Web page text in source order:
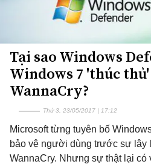
Tại sao Windows
Windows 7 'thúc
WannaCry?
Thứ 3, 23/05/2017 | 17:12
Microsoft từng tuyên bố
bảo vệ người dùng trước sự lây
WannaCry. Nhưng sự thật lại có